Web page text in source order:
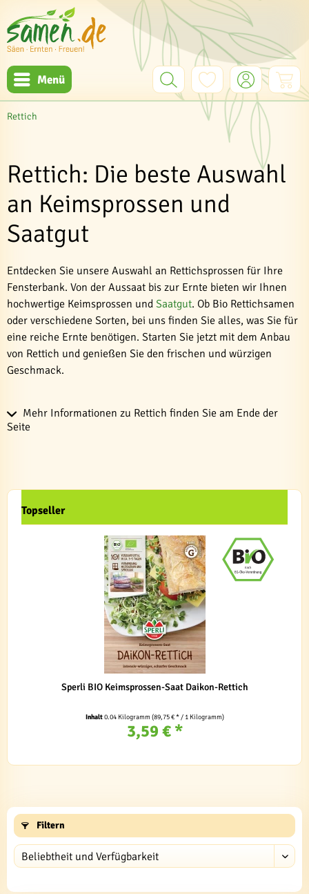
Menü
Rettich
Rettich: Die beste Auswahl
an Keimsprossen und
Saatgut
Entdecken Sie unsere Auswahl an Rettichsprossen für Ihre
Fensterbank. Von der Aussaat bis zur Ernte bieten wir Ihnen
hochwertige Keimsprossen und Saatgut. Ob Bio Rettichsamen
oder verschiedene Sorten, bei uns finden Sie alles, was Sie für
eine reiche Ernte benötigen. Starten Sie jetzt mit dem Anbau
von Rettich und genießen Sie den frischen und würzigen
Geschmack.
Mehr Informationen zu Rettich finden Sie am Ende der
Seite
Topseller
Sperli BIO Keimsprossen-Saat Daikon-Rettich
Inhalt0.04 Kilogramm(89,75 € * / 1 Kilogramm)
3,59 € *
Filtern